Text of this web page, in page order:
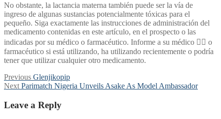
No obstante, la lactancia materna también puede ser la vía de
ingreso de algunas sustancias potencialmente tóxicas para el
pequeño. Siga exactamente las instrucciones de administración del
medicamento contenidas en este artículo, en el prospecto o las
indicadas por su médico o farmacéutico. Informe a su médico 👩‍⚕️ o
farmacéutico si está utilizando, ha utilizando recientemente o podría
tener que utilizar cualquier otro medicamento.
Post
navigation
Previous Previous
post:
Glenjikopip
Next Next
Parimatch Nigeria Unveils Asake As Model Ambassador
Leave a Reply